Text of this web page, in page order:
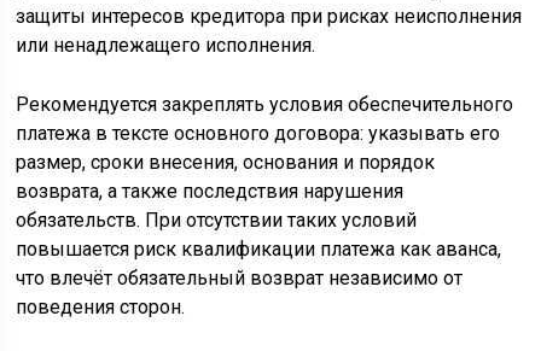
защиты интересов кредитора при рисках неисполнения
или ненадлежащего исполнения.
Рекомендуется закреплять условия обеспечительного
платежа в тексте основного договора: указывать его
размер, сроки внесения, основания и порядок
возврата, а также последствия нарушения
обязательств. При отсутствии таких условий
повышается риск квалификации платежа как аванса,
что влечёт обязательный возврат независимо от
поведения сторон.